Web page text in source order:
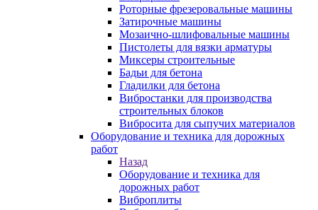
Роторные фрезеровальные машины
Затирочные машины
Мозаично-шлифовальные машины
Пистолеты для вязки арматуры
Миксеры строительные
Бадьи для бетона
Гладилки для бетона
Вибростанки для производства
строительных блоков
Вибросита для сыпучих материалов
Оборудование и техника для дорожных
работ
Назад
Оборудование и техника для
дорожных работ
Виброплиты